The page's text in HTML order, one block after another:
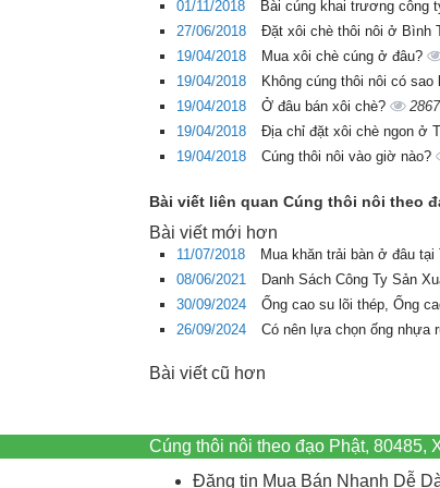
01/11/2018
Bài cúng khai trương công
27/06/2018
Đặt xôi chè thôi nôi ở Bình
19/04/2018
Mua xôi chè cúng ở đâu?
19/04/2018
Không cúng thôi nôi có sao
19/04/2018
Ở đâu bán xôi chè?
2867
19/04/2018
Địa chỉ đặt xôi chè ngon ở
19/04/2018
Cúng thôi nôi vào giờ nào?
Bài viết liên quan Cúng thôi nôi theo
Bài viết mới hơn
11/07/2018 Mua khăn trải bàn ở đâu
08/06/2021
Danh Sách Công Ty Sản
30/09/2024
Ống cao su lõi thép, Ống
26/09/2024
Có nên lựa chọn ống nhựa
Bài viết cũ hơn
Cúng thôi nôi theo đạo Phật, 80485,
Đăng tin Mua Bán Nhanh Dễ